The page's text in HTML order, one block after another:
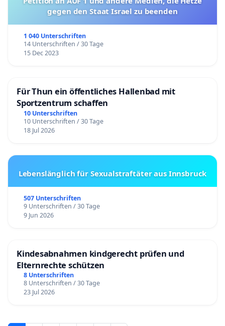
gegen den Staat Israel zu beenden
1 040 Unterschriften
14 Unterschriften / 30 Tage
15 Dec 2023
Für Thun ein öffentliches Hallenbad mit
Sportzentrum schaffen
10 Unterschriften
10 Unterschriften / 30 Tage
18 Jul 2026
Lebenslänglich für Sexualstraftäter aus Innsbruck
507 Unterschriften
9 Unterschriften / 30 Tage
9 Jun 2026
Kindesabnahmen kindgerecht prüfen und
Elternrechte schützen
8 Unterschriften
8 Unterschriften / 30 Tage
23 Jul 2026